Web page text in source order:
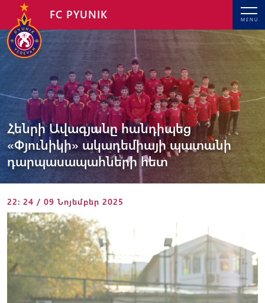
MENU
FC PYUNIK
Հենրի Ավագյանը հանդիպեց
«Փյունիկի» ակադեմիայի պատանի
դարպասապահների հետ
22: 24 / 09 Նոյեմբեր 2025